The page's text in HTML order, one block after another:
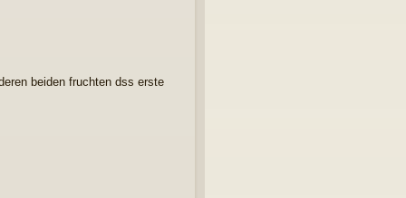
beiden fruchten dss erste